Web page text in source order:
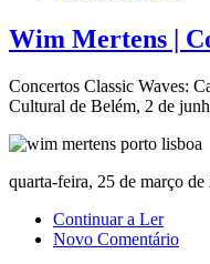
Wim Mertens |
Concertos Classic Waves:
Cultural de Belém, 2 de
quarta-feira, 25 de março de
Continuar a Ler
Novo Comentário